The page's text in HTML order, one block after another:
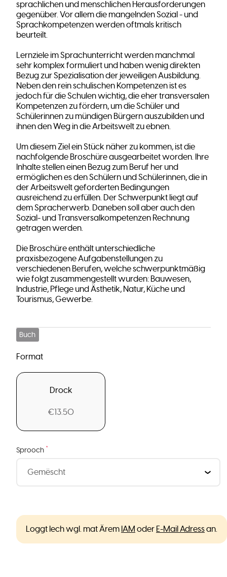
sprachlichen und menschlichen Herausforderungen
gegenüber. Vor allem die mangelnden Sozial - und
Sprachkompetenzen werden oftmals kritisch
beurteilt.
Lernziele im Sprachunterricht werden manchmal
sehr komplex formuliert und haben wenig direkten
Bezug zur Spezialisation der jeweiligen Ausbildung.
Neben den rein schulischen Kompetenzen ist es
jedoch für die Schulen wichtig, die eher transversalen
Kompetenzen zu fördern, um die Schüler und
Schülerinnen zu mündigen Bürgern auszubilden und
ihnen den Weg in die Arbeitswelt zu ebnen.
Um diesem Ziel ein Stück näher zu kommen, ist die
nachfolgende Broschüre ausgearbeitet worden. Ihre
Inhalte stellen einen Bezug zum Beruf her und
ermöglichen es den Schülern und Schülerinnen, die in
der Arbeitswelt geforderten Bedingungen
ausreichend zu erfüllen. Der Schwerpunkt liegt auf
dem Spracherwerb. Daneben soll aber auch den
Sozial- und Transversalkompetenzen Rechnung
getragen werden.
Die Broschüre enthält unterschiedliche
praxisbezogene Aufgabenstellungen zu
verschiedenen Berufen, welche schwerpunktmäßig
wie folgt zusammengestellt wurden: Bauwesen,
Industrie, Pflege und Ästhetik, Natur, Küche und
Tourismus, Gewerbe.
Buch
Format
Drock
€13.50
Sprooch *
Loggt Iech wgl. mat Ärem IAM oder E-Mail Adressan.